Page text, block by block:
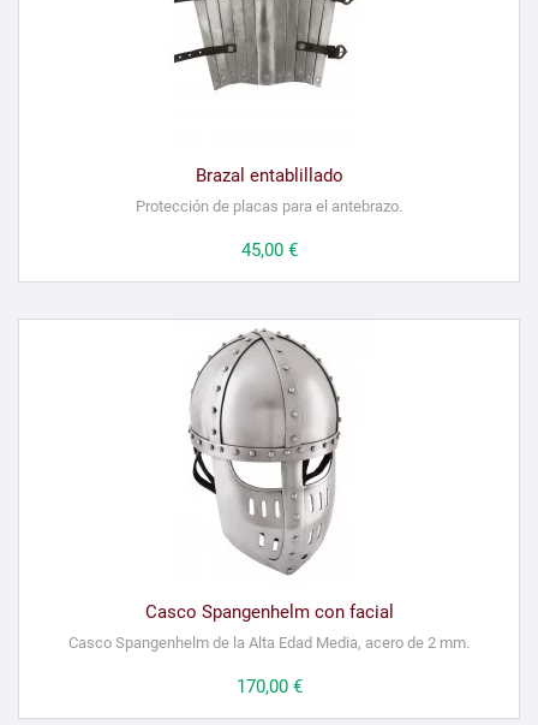
Brazal entablillado
Protección de placas para el antebrazo.
Precio
45,00 €
Casco Spangenhelm con facial
Casco Spangenhelm de la Alta Edad Media, acero de 2 mm.
Precio
170,00 €